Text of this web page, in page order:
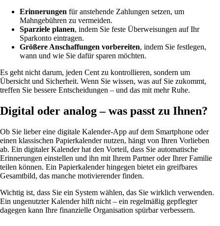
Erinnerungen für anstehende Zahlungen setzen, um
Mahngebühren zu vermeiden.
Sparziele planen, indem Sie feste Überweisungen auf Ihr
Sparkonto eintragen.
Größere Anschaffungen vorbereiten, indem Sie festlegen,
wann und wie Sie dafür sparen möchten.
Es geht nicht darum, jeden Cent zu kontrollieren, sondern um
Übersicht und Sicherheit. Wenn Sie wissen, was auf Sie zukommt,
treffen Sie bessere Entscheidungen – und das mit mehr Ruhe.
Digital oder analog – was passt zu Ihnen?
Ob Sie lieber eine digitale Kalender-App auf dem Smartphone oder
einen klassischen Papierkalender nutzen, hängt von Ihren Vorlieben
ab. Ein digitaler Kalender hat den Vorteil, dass Sie automatische
Erinnerungen einstellen und ihn mit Ihrem Partner oder Ihrer Familie
teilen können. Ein Papierkalender hingegen bietet ein greifbares
Gesamtbild, das manche motivierender finden.
Wichtig ist, dass Sie ein System wählen, das Sie wirklich verwenden.
Ein ungenutzter Kalender hilft nicht – ein regelmäßig gepflegter
dagegen kann Ihre finanzielle Organisation spürbar verbessern.